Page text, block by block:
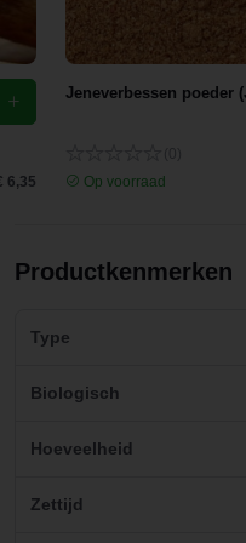
6,35
Jeneverbessen poeder
Op voorraad
Productkenmerken
Type
Biologisch
Hoeveelheid
Zettijd